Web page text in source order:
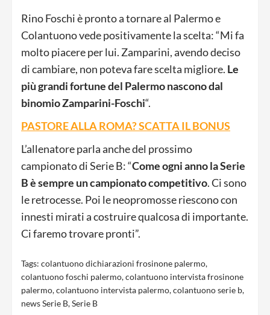
Rino Foschi è pronto a tornare al Palermo e
Colantuono vede positivamente la scelta: “Mi fa
molto piacere per lui. Zamparini, avendo deciso
di cambiare, non poteva fare scelta migliore. Le
più grandi fortune del Palermo nascono dal
binomio Zamparini-Foschi“.
PASTORE ALLA ROMA? SCATTA IL BONUS
L’allenatore parla anche del prossimo
campionato di Serie B: “Come ogni anno la Serie
B è sempre un campionato competitivo. Ci sono
le retrocesse. Poi le neopromosse riescono con
innesti mirati a costruire qualcosa di importante.
Ci faremo trovare pronti”.
Tags: colantuono dichiarazioni frosinone palermo,
colantuono foschi palermo,colantuono intervista frosinone
palermo,colantuono intervista palermo,colantuono serie b,
news Serie B,Serie B